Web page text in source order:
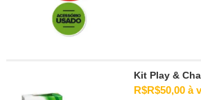
Kit Play &
R$R$50,00 à